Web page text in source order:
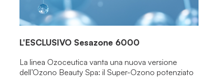
L'ESCLUSIVO Sesazone 6000
La linea Ozoceutica vanta una nuova versione
dell’Ozono Beauty Spa: il Super-Ozono potenziato